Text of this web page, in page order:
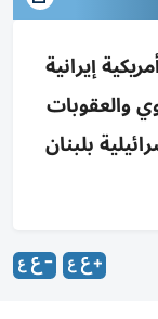
إيرانية
والعقوبات
بلبنان